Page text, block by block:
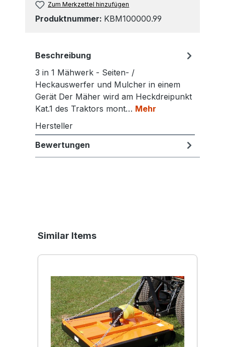
Zum Merkzettel hinzufügen
Produktnummer: KBM100000.99
Beschreibung
3 in 1 Mähwerk - Seiten- /
Heckauswerfer und Mulcher in einem
Gerät Der Mäher wird am Heckdreipunkt
Kat.1 des Traktors mont… Mehr
Hersteller
Bewertungen
Produktgalerie überspringen
Similar Items